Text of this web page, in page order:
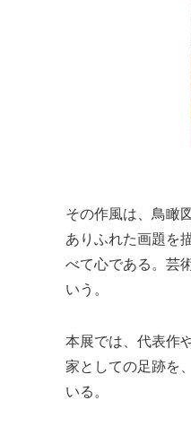
その作風は、鳥瞰
ありふれた画題を
べて心である。芸
いう。
本展では、代表作
家としての足跡を
いる。